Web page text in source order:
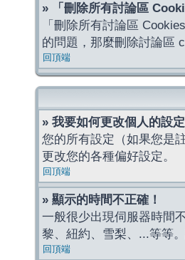
» 「刪除所有討論區
「刪除所有討論區
的問題，那麼刪除討論區
回頂端
» 我要如何更改個人的設定
您的所有設定（如果您是
更改您的各種偏好設定。
回頂端
» 顯示的時間不正確！
一般很少出現伺服器時間
黎、紐約、雪梨、...等等
回頂端